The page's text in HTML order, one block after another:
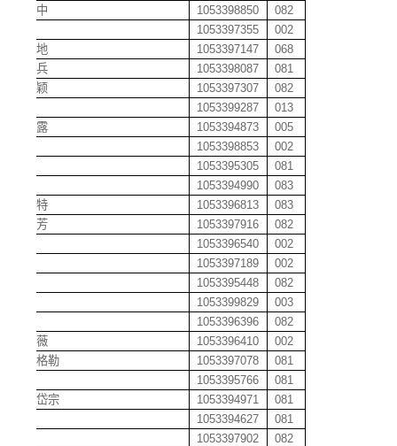
付留中 1053398850
082
1053397355
002
付镇地
1053397147
068
付志兵
1053398087
081
盖景颖
1053397307
082
1053399287
013
甘晓露
1053394873
005
1053398853
002
1053395305
081
1053394990
083
高杜特
1053396813
083
高芳芳
1053397916
082
1053396540
002
1053397189
002
1053395448
082
1053399829
003
1053396396
082
高琳薇
1053396410
002
高庆格勒
1053397078
081
1053395766
081
高辛岱宗
1053394971
081
1053394627
081
1053397902
082